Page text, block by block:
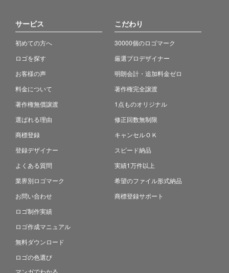
サービス
初めての方へ
ロゴを探す
お客様の声
料金について
著作権無償譲渡
選ばれる理由
商標登録
登録デザイナー
よくある質問
業界別ロゴマーク
お問い合わせ
ロゴ制作実績
ロゴ作成マニュアル
無料ダウンロード
ロゴの色選び
マンガでわかる
こだわり
30000個のロゴマーク
厳選プロデザイナー
明朗会計・追加料金ゼロ
著作権完全譲渡
1点ものオリジナル
修正回数無制限
キャンセルＯＫ
スピード納品
実績1万件以上
希望のファイル形式納品
商標登録サポート